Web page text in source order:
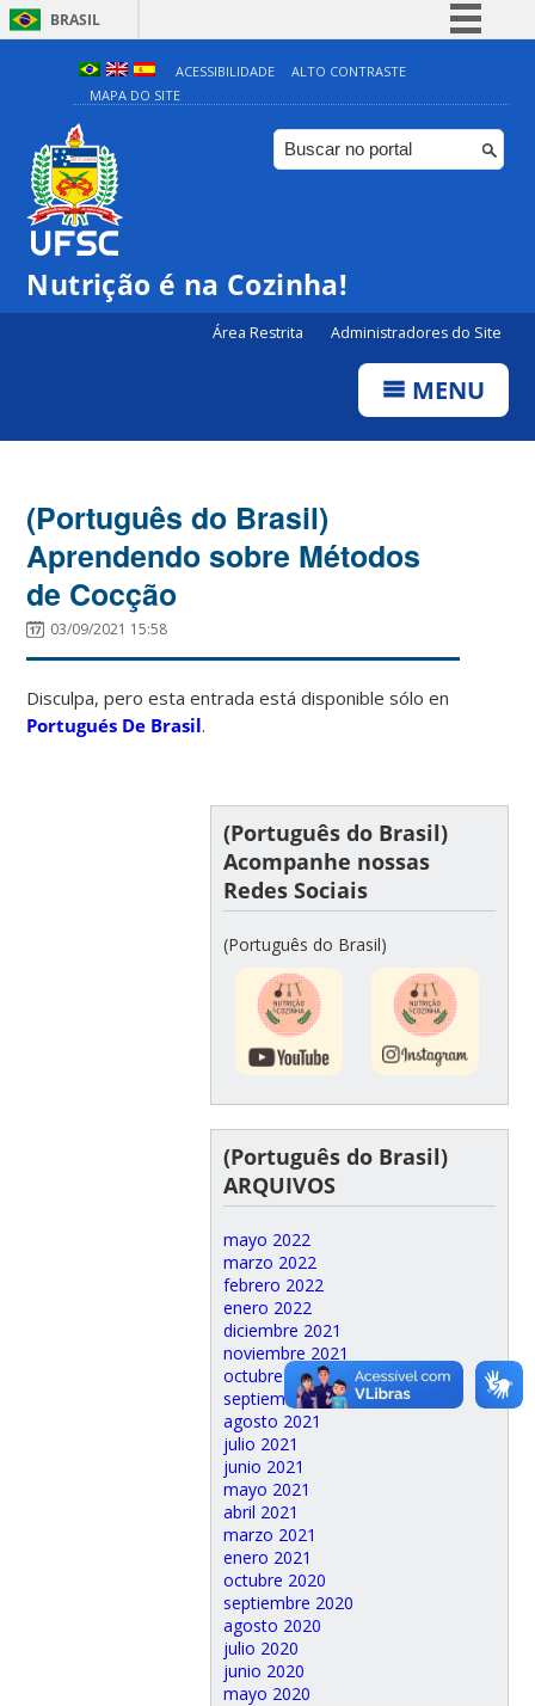
BRASIL
Simplifique!
Comunica BR
Participe
ACESSIBILIDADE
ALTO CONTRASTE
MAPA DO SITE
Nutrição é na Cozinha!
Área Restrita Administradores do Site
MENU
(Português do Brasil)
Aprendendo sobre Métodos
de Cocção
03/09/2021 15:58
Disculpa, pero esta entrada está disponible sólo en
Portugués De Brasil.
(Português do Brasil)
Acompanhe nossas
Redes Sociais
(Português do Brasil)
(Português do Brasil)
ARQUIVOS
mayo 2022
marzo 2022
febrero 2022
enero 2022
diciembre 2021
noviembre 2021
octubre 2021
septiembre 2021
agosto 2021
julio 2021
junio 2021
mayo 2021
abril 2021
marzo 2021
enero 2021
octubre 2020
septiembre 2020
agosto 2020
julio 2020
junio 2020
mayo 2020